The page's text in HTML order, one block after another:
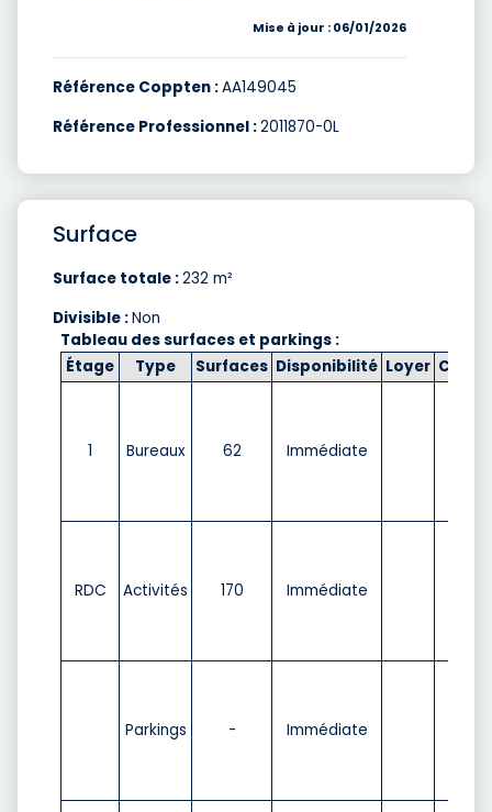
Mise à jour : 06/01/2026
Référence Coppten :AA149045
Référence Professionnel :2011870-0L
Surface
Surface totale :232 m²
Divisible :Non
Tableau des surfaces et parkings :
Étage
Type Surfaces Disponibilité Loyer
1 Bureaux 62 Immédiate
RDC Activités 170 Immédiate
Parkings - Immédiate